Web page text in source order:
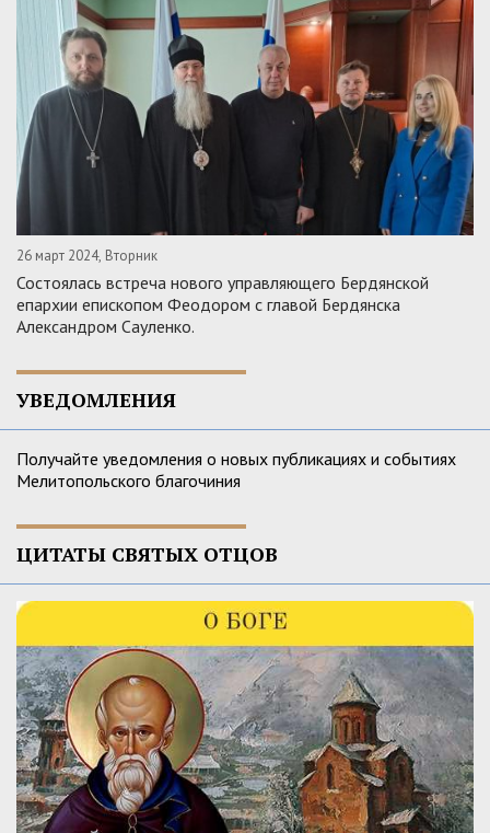
26 март 2024, Вторник
Состоялась встреча нового управляющего Бердянской
епархии епископом Феодором с главой Бердянска
Александром Сауленко.
УВЕДОМЛЕНИЯ
Получайте уведомления о новых публикациях и событиях
Мелитопольского благочиния
ЦИТАТЫ СВЯТЫХ ОТЦОВ